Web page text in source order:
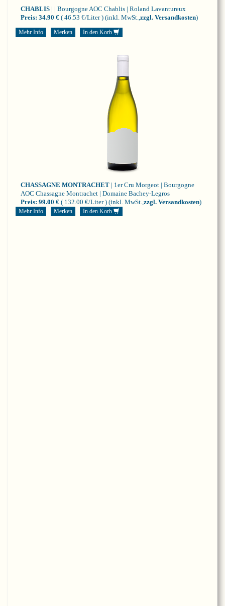
CHABLIS | | Bourgogne AOC Chablis | Roland Lavantureux
Preis: 34.90 € ( 46.53 €/Liter ) (inkl. MwSt., zzgl. Versandkosten)
Mehr Info Merken In den Korb
CHASSAGNE MONTRACHET | 1er Cru Morgeot | Bourgogne
AOC Chassagne Montrachet | Domaine Bachey-Legros
Preis: 99.00 € ( 132.00 €/Liter ) (inkl. MwSt., zzgl. Versandkosten)
Mehr Info Merken In den Korb